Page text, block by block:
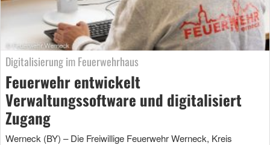
Digitalisierung im Feuerwehrhaus
Feuerwehr entwickelt
Verwaltungssoftware und digitalisiert
Zugang
Werneck (BY) – Die Freiwillige Feuerwehr Werneck, Kreis